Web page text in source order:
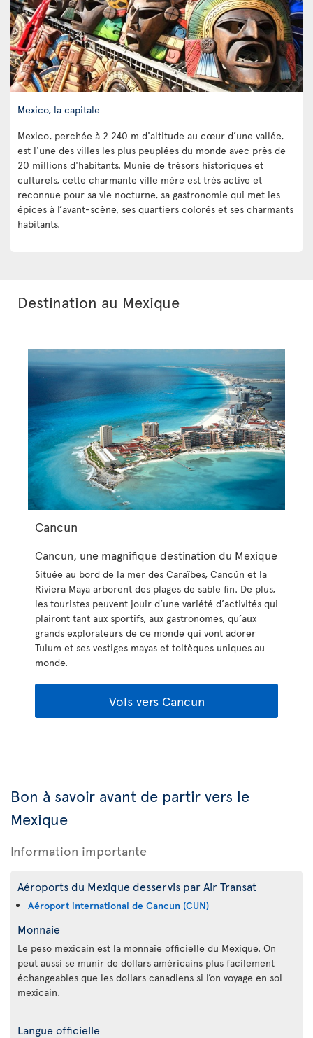
Mexico, la capitale
Mexico, perchée à 2 240 m d'altitude au cœur d’une vallée,
est l'une des villes les plus peuplées du monde avec près de
20 millions d'habitants. Munie de trésors historiques et
culturels, cette charmante ville mère est très active et
reconnue pour sa vie nocturne, sa gastronomie qui met les
épices à l’avant-scène, ses quartiers colorés et ses charmants
habitants.
Destination au Mexique
Cancun
Cancun, une magnifique destination du Mexique
Située au bord de la mer des Caraïbes, Cancún et la
Riviera Maya arborent des plages de sable fin. De plus,
les touristes peuvent jouir d’une variété d’activités qui
plairont tant aux sportifs, aux gastronomes, qu’aux
grands explorateurs de ce monde qui vont adorer
Tulum et ses vestiges mayas et toltèques uniques au
monde.
Vols vers Cancun
Bon à savoir avant de partir vers le
Mexique
Information importante
Aéroports du Mexique desservis par Air Transat
Aéroport international de Cancun (CUN)
Monnaie
Le peso mexicain est la monnaie officielle du Mexique. On
peut aussi se munir de dollars américains plus facilement
échangeables que les dollars canadiens si l’on voyage en sol
mexicain.
Langue officielle